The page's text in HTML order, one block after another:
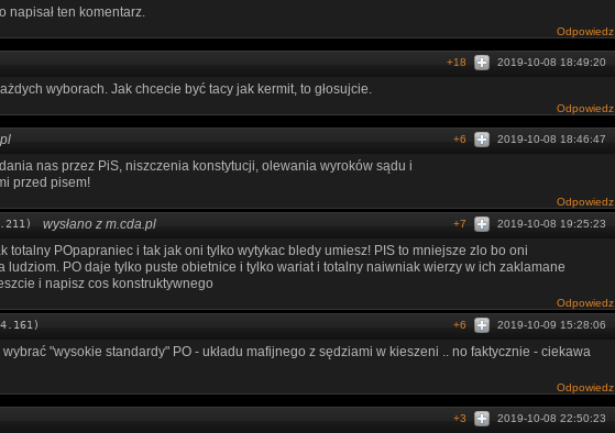
napisał ten komentarz.
Odpowiedz
2019-10-08 18:49:20
+18
wyborach. Jak chcecie być tacy jak kermit, to głosujcie.
Odpowiedz
2019-10-08 18:46:47
+6
nas przez PiS, niszczenia konstytucji, olewania wyroków sądu i
przed pisem!
Odpowiedz
wysłano z m.cda.pl 2019-10-08 19:25:23
+7
totalny POpapraniec i tak jak oni tylko wytykac bledy umiesz! PIS to mniejsze zlo bo oni
ludziom. PO daje tylko puste obietnice i tylko wariat i totalny naiwniak wierzy w ich zaklamane
i napisz cos konstruktywnego
Odpowiedz
2019-10-09 15:28:06
+6
wybrać "wysokie standardy" PO - układu mafijnego z sędziami w kieszeni .. no faktycznie - ciekawa
Odpowiedz
2019-10-08 22:50:23
+3